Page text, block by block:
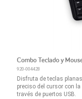
Combo Teclado y
920-004428
Disfruta de teclas
preciso del cursor con
través de puertos USB.